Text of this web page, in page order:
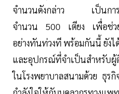
จำนวนดังกล่าว เป็นการ
จำนวน 500 เตียง เพื่อช่วย
อย่างทันท่วงที พร้อมกันนี้ ยัง
และอุปกรณ์ที่จำเป็นสำหรับผู้
ในโรงพยาบาลสนามด้วย ธุร